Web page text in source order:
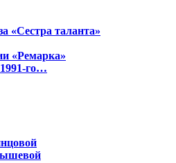
«Сестра таланта»
«Ремарка»
го…